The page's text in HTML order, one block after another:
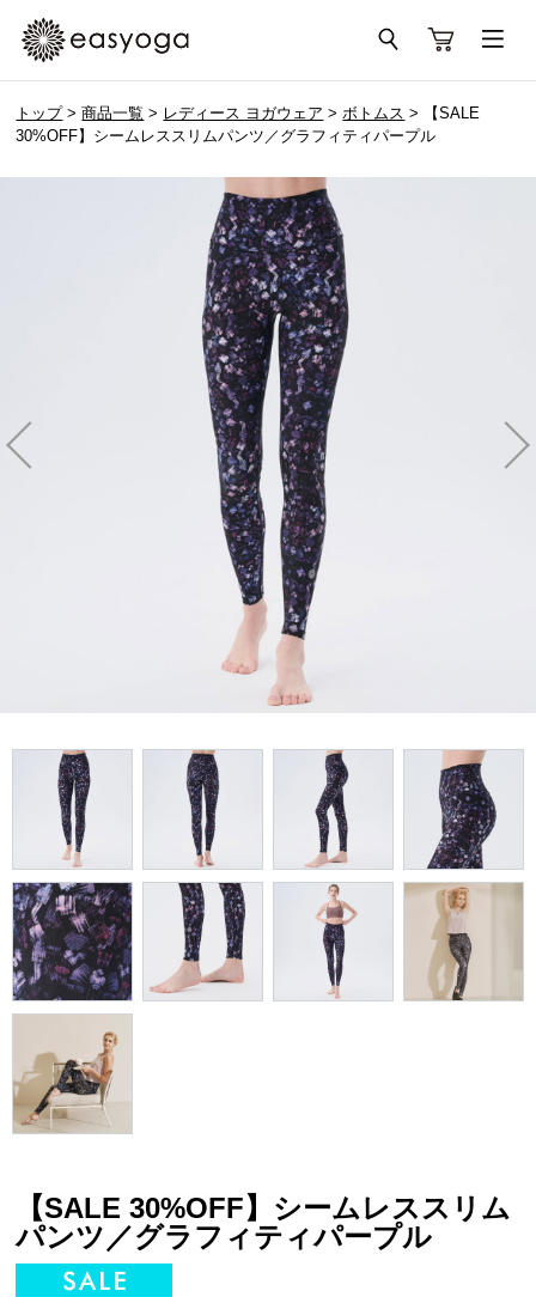
トップ>商品一覧 > レディース ヨガウェア >ボトムス > 【SALE
30%OFF】シームレススリムパンツ／グラフィティパープル
【SALE 30%OFF】シームレススリム
パンツ／グラフィティパープル